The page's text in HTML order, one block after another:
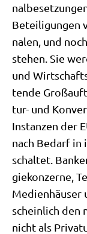
Betei­li­gun­gen
na­len, und
ste­hen. Sie
und
ten­de
tur- und
Instan­zen der
nach Bedarf
schal­tet.
gie­kon­zer­ne,
Medi­en­häu­ser
schein­lich den
nicht als